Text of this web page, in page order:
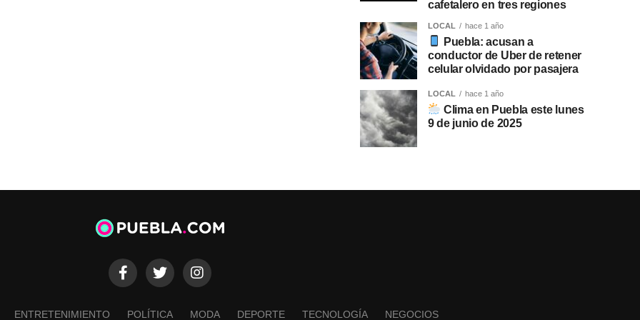
cafetalero en tres regiones
LOCAL hace 1 año
Puebla: acusan a
conductor de Uber de retener
celular olvidado por pasajera
LOCAL hace 1 año
Clima en Puebla este lunes
9 de junio de 2025
ENTRETENIMIENTO POLÍTICA MODA DEPORTE TECNOLOGÍA NEGOCIOS